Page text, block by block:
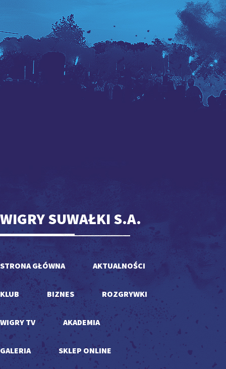
WIGRY SUWAŁKI S.A.
STRONA GŁÓWNA AKTUALNOŚCI
KLUB BIZNES ROZGRYWKI
WIGRY TV AKADEMIA
GALERIA SKLEP ONLINE